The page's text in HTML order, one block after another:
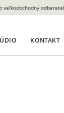
veľkoobchodný
KONTAKT